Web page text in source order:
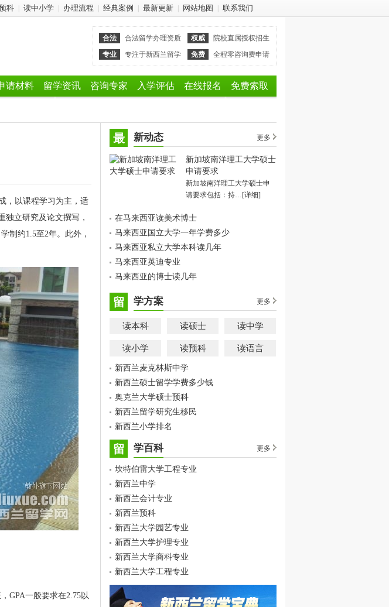
科 读中小学 办理流程 经典案例 最新更新 网站地图 联系我们
合法 合法留学办理资质 权威
院校直属授权招生
专业
专注于新西兰留学 免费 全程零咨询费申请
请材料 留学资讯 咨询专家 入学评估 在线报名 免费索取
，以课程学习为主，适
独立研究及论文撰写，
制约1.5至2年。此外，
GPA一般要求在2.75以
最 新动态 更多
新加坡南洋理工大学硕士
申请要求
新加坡南洋理工大学硕士申
请要求包括：持…[详细]
在马来西亚读美术博士
马来西亚国立大学一年学费多少
马来西亚私立大学本科读几年
马来西亚英迪专业
马来西亚的博士读几年
留 学方案 更多
读本科 读硕士 读中学
读小学 读预科 读语言
新西兰麦克林斯中学
新西兰硕士留学学费多少钱
奥克兰大学硕士预科
新西兰留学研究生移民
新西兰小学排名
留 学百科 更多
坎特伯雷大学工程专业
新西兰中学
新西兰会计专业
新西兰预科
新西兰大学园艺专业
新西兰大学护理专业
新西兰大学商科专业
新西兰大学工程专业